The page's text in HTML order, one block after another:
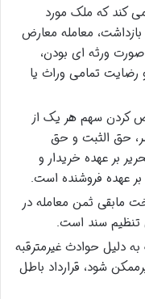
کند که ملک مورد
معامله معارض
ورثه ای بودن،
رضایت تمامی وراث یا
کردن سهم هر یک از
حق الثبت و حق
بر عهده خریدار و
عهده فروشنده است.
مابقی ثمن معامله در
تنظیم سند است.
دلیل حوادث غیرمترقبه
شود، قرارداد باطل